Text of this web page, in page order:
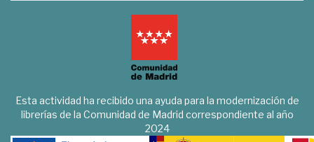
Esta actividad ha recibido una ayuda para la modernización de
librerías de la Comunidad de Madrid correspondiente al año
2024